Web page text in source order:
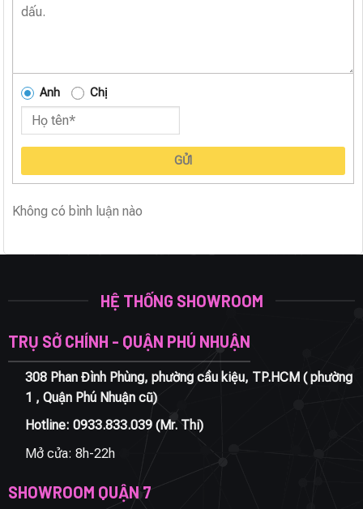
Anh Chị
GỬI
Không có bình luận nào
HỆ THỐNG SHOWROOM
TRỤ SỞ CHÍNH - QUẬN PHÚ NHUẬN
308 Phan Đình Phùng, phường cầu kiệu, TP.HCM ( phường
1 , Quận Phú Nhuận cũ)
Hotline: 0933.833.039(Mr. Thi)
Mở cửa: 8h-22h
SHOWROOM QUẬN 7